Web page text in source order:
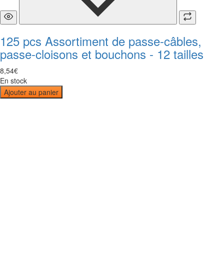
125 pcs Assortiment de passe-câbles,
passe-cloisons et bouchons - 12 tailles
8,54€
En stock
Ajouter au panier